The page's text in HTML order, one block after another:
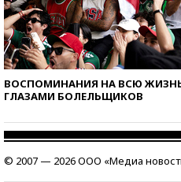
ВОСПОМИНАНИЯ НА ВСЮ
ГЛАЗАМИ БОЛЕЛЬЩИКОВ
© 2007 — 2026 ООО «Медиа